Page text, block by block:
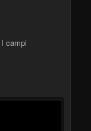
I campi